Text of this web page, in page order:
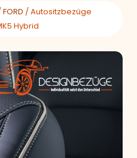
FORD / Autositzbezüge
Hybrid